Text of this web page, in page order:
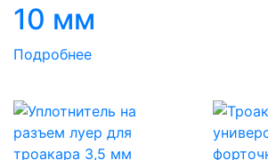
10 мм
Подробнее